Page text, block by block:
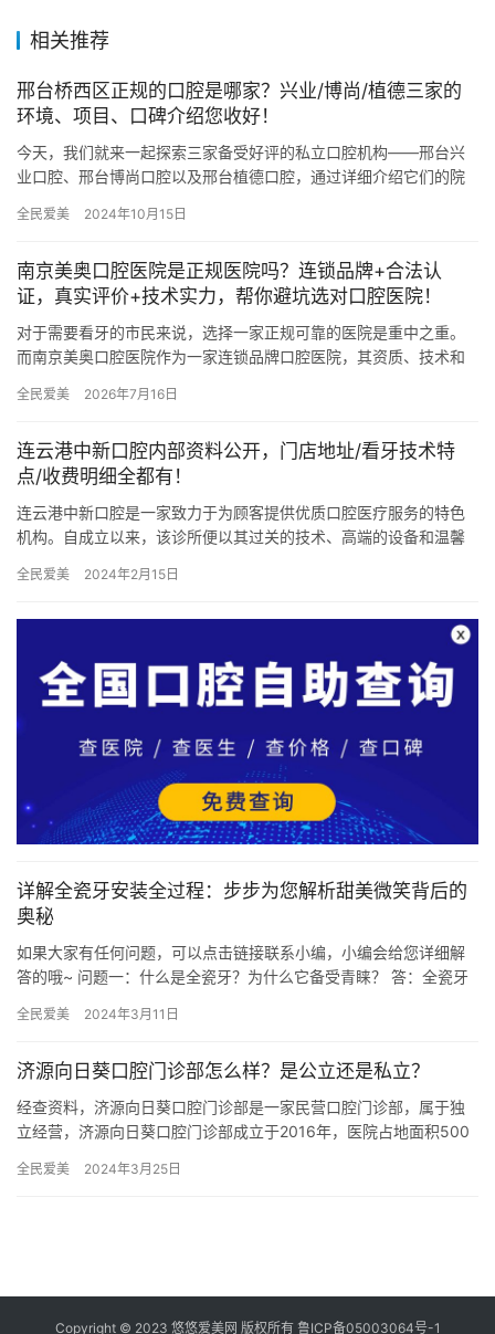
相关推荐
邢台桥西区正规的口腔是哪家？兴业/博尚/植德三家的
环境、项目、口碑介绍您收好！
今天，我们就来一起探索三家备受好评的私立口腔机构——邢台兴
业口腔、邢台博尚口腔以及邢台植德口腔，通过详细介绍它们的院
邢台…
全民爱美 2024年10月15日
南京美奥口腔医院是正规医院吗？连锁品牌+合法认
证，真实评价+技术实力，帮你避坑选对口腔医院！
对于需要看牙的市民来说，选择一家正规可靠的医院是重中之重。
而南京美奥口腔医院作为一家连锁品牌口腔医院，其资质、技术和
关心的…
全民爱美 2026年7月16日
连云港中新口腔内部资料公开，门店地址/看牙技术特
点/收费明细全都有！
连云港中新口腔是一家致力于为顾客提供优质口腔医疗服务的特色
机构。自成立以来，该诊所便以其过关的技术、高端的设备和温馨
详细资…
全民爱美 2024年2月15日
详解全瓷牙安装全过程：步步为您解析甜美微笑背后的
奥秘
如果大家有任何问题，可以点击链接联系小编，小编会给您详细解
答的哦~ 问题一：什么是全瓷牙？为什么它备受青睐？ 答：全瓷牙
真…
全民爱美 2024年3月11日
济源向日葵口腔门诊部怎么样？是公立还是私立？
经查资料，济源向日葵口腔门诊部是一家民营口腔门诊部，属于独
立经营，济源向日葵口腔门诊部成立于2016年，医院占地面积500
全民爱美 2024年3月25日
Copyright © 2023 悠悠爱美网 版权所有 鲁ICP备05003064号-1